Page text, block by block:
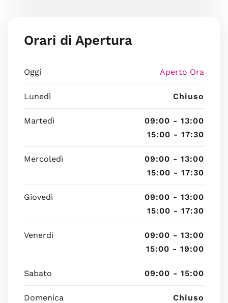
Orari di Apertura
Oggi Aperto Ora
Lunedì Chiuso
Martedì
09:00 - 13:00
15:00 - 17:30
Mercoledì
09:00 - 13:00
15:00 - 17:30
Giovedì
09:00 - 13:00
15:00 - 17:30
Venerdì
09:00 - 13:00
15:00 - 19:00
Sabato 09:00 - 15:00
Domenica Chiuso